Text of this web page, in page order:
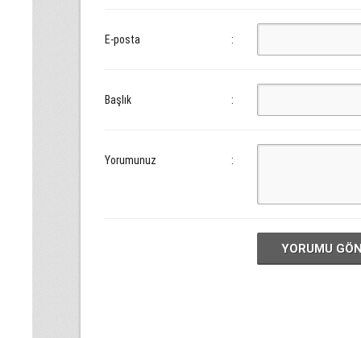
E-posta :
Başlık :
Yorumunuz :
YORUMU